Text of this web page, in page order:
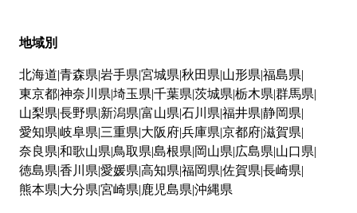
地域別
北海道 青森県 岩手県 宮城県 秋田県 山形県 福島県
東京都神奈川県 埼玉県 千葉県 茨城県 栃木県 群馬県
山梨県 長野県 新潟県 富山県 石川県 福井県 静岡県
愛知県 岐阜県 三重県 大阪府兵庫県 京都府滋賀県
奈良県 和歌山県 鳥取県 島根県 岡山県 広島県 山口県
徳島県 香川県 愛媛県 高知県 福岡県 佐賀県 長崎県
熊本県 大分県 宮崎県 鹿児島県 沖縄県